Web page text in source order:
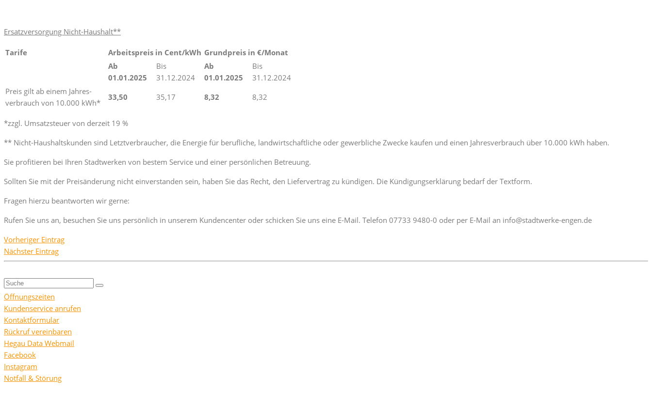
Ersatzversorgung Nicht-Haushalt**
Tarife Arbeitspreis in Cent/kWh Grundpreis in €/Monat
Ab
01.01.2025
Bis
31.12.2024
Ab
01.01.2025
Bis
31.12.2024
Preis gilt ab einem Jahres-
verbrauch von 10.000 kWh*
33,50 35,17 8,32 8,32
*zzgl. Umsatzsteuer von derzeit 19 %
** Nicht-Haushaltskunden sind Letztverbraucher, die Energie für berufliche, landwirtschaftliche oder gewerbliche Zwecke kaufen und einen Jahresverbrauch über 10.000 kWh haben.
Sie profitieren bei Ihren Stadtwerken von bestem Service und einer persönlichen Betreuung.
Sollten Sie mit der Preisänderung nicht einverstanden sein, haben Sie das Recht, den Liefervertrag zu kündigen. Die Kündigungserklärung bedarf der Textform.
Fragen hierzu beantworten wir gerne:
Rufen Sie uns an, besuchen Sie uns persönlich in unserem Kundencenter oder schicken Sie uns eine E-Mail. Telefon 07733 9480-0 oder per E-Mail an info@stadtwerke-engen.de
Vorheriger Eintrag
Nächster Eintrag
Suche
nach:
Öffnungszeiten
Kundenservice anrufen
Kontaktformular
Rückruf vereinbaren
Hegau Data Webmail
Facebook
Instagram
Notfall & Störung